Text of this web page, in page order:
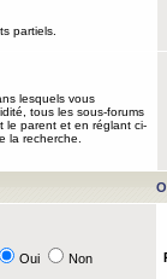
partiels.
lesquels vous
tous les sous-forums
le parent et en réglant ci-
la recherche.
Oui Non